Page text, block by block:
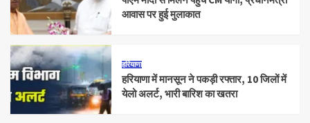
आवास पर हुई मुलाकात
हरियाणा
हरियाणा में मानसून ने पकड़ी रफ्तार, 10 जिलों में
येलो अलर्ट, भारी बारिश का खतरा